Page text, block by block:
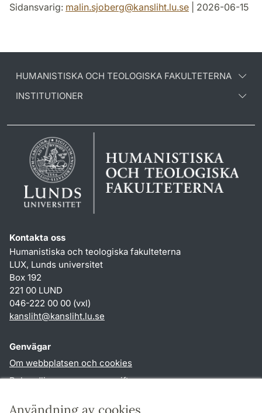
Användning av cookies
Sidansvarig: malin.sjoberg@kansliht.lu.se | 2026-06-15
HUMANISTISKA OCH TEOLOGISKA FAKULTETERNA
INSTITUTIONER
Kontakta oss
Humanistiska och teologiska fakulteterna
LUX, Lunds universitet
Box 192
221 00 LUND
046-222 00 00 (vxl)
kansliht@kansliht.lu.se
Genvägar
Om webbplatsen och cookies
Behandling av personuppgifter